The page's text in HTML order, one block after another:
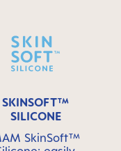
SKINSOFT™
SILICONE
SkinSoft™